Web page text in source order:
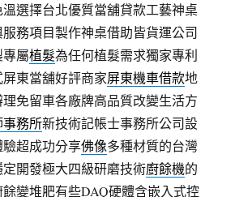
選擇台北優質當舖貸款工藝神桌
服務項目製作神桌借助皆貨運公司
專屬植髮為任何植髮需求獨家專利
東當舖好評商家屏東機車借款地
免留車各廠牌高品質改變生活方
事務所新技術記帳士事務所公司設
超成功分享佛像多種材質的台灣
開發極大四級研磨技術廚餘機的
變堆肥有些DAQ硬體含嵌入式控